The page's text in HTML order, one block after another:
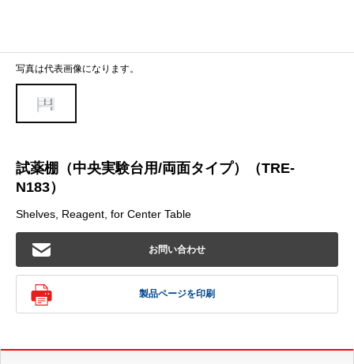
写真は代表画像になります。
試薬棚（中央実験台用/両面タイプ）（TRE-
N183）
Shelves, Reagent, for Center Table
お問い合わせ
製品ページを印刷